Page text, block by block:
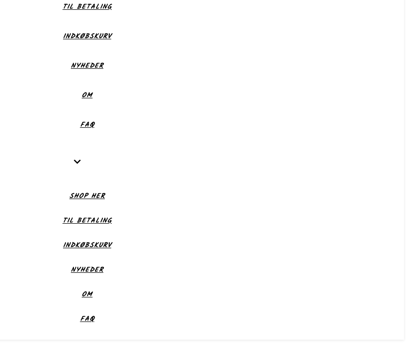
TIL BETALING
INDKØBSKURV
NYHEDER
OM
FAQ
SHOP HER
TIL BETALING
INDKØBSKURV
NYHEDER
OM
FAQ